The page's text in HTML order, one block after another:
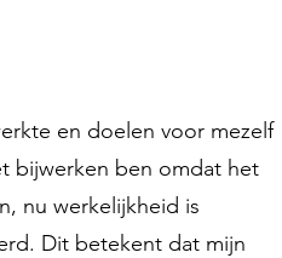
en doelen voor mezelf
bijwerken ben omdat het
nu werkelijkheid is
Dit betekent dat mijn